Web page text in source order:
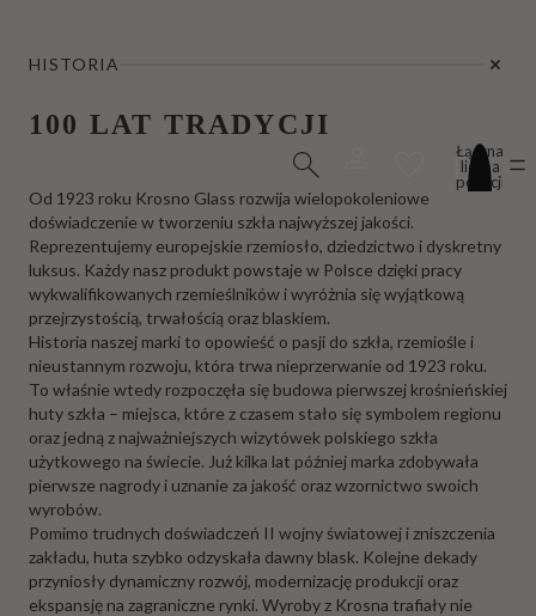
Łączna
liczba
pozycji
w
HISTORIA
100 LAT TRADYCJI
Od 1923 roku Krosno Glass rozwija wielopokoleniowe
doświadczenie w tworzeniu szkła najwyższej jakości.
Reprezentujemy europejskie rzemiosło, dziedzictwo i dyskretny
luksus. Każdy nasz produkt powstaje w Polsce dzięki pracy
wykwalifikowanych rzemieślników i wyróżnia się wyjątkową
przejrzystością, trwałością oraz blaskiem.
Historia naszej marki to opowieść o pasji do szkła, rzemiośle i
nieustannym rozwoju, która trwa nieprzerwanie od 1923 roku.
To właśnie wtedy rozpoczęła się budowa pierwszej krośnieńskiej
huty szkła – miejsca, które z czasem stało się symbolem regionu
oraz jedną z najważniejszych wizytówek polskiego szkła
użytkowego na świecie. Już kilka lat później marka zdobywała
pierwsze nagrody i uznanie za jakość oraz wzornictwo swoich
wyrobów.
Pomimo trudnych doświadczeń II wojny światowej i zniszczenia
zakładu, huta szybko odzyskała dawny blask. Kolejne dekady
przyniosły dynamiczny rozwój, modernizację produkcji oraz
ekspansję na zagraniczne rynki. Wyroby z Krosna trafiały nie